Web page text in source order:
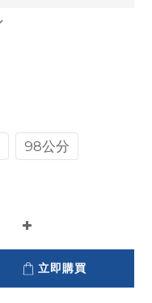
98公分
立即購買